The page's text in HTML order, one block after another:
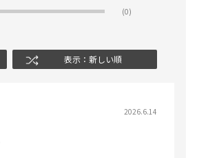
(0)
表示：新しい順
2026.6.14